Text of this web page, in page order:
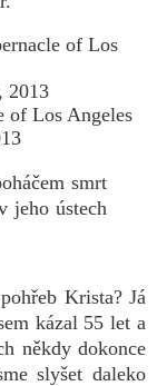
of Los
2013
of Los Angeles
smrt
jeho ústech
Krista? Já
kázal 55 let a
někdy dokonce
slyšet daleko